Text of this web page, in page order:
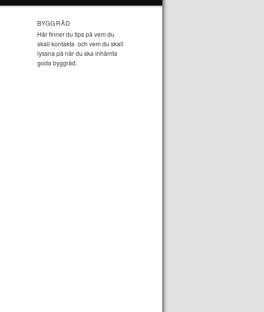
BYGGRÅD
Här finner du tips på vem du
skall kontakta och vem du skall
lyssna på när du ska inhämta
goda byggråd.